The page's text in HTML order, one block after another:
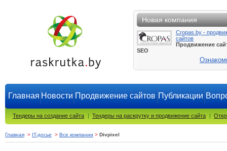
Новая компания
Cropas.by -
сайтов
Продвижение
SEO
Главная Новости Продвижение сайтов Публикации
Тендеры на создание сайта | Тендеры на раскрутку и продвижение сайта |
Главная > IT-досье > Все компании > Divpixel